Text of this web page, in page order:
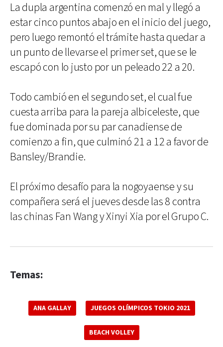
La dupla argentina comenzó en mal y llegó a
estar cinco puntos abajo en el inicio del juego,
pero luego remontó el trámite hasta quedar a
un punto de llevarse el primer set, que se le
escapó con lo justo por un peleado 22 a 20.
Todo cambió en el segundo set, el cual fue
cuesta arriba para la pareja albiceleste, que
fue dominada por su par canadiense de
comienzo a fin, que culminó 21 a 12 a favor de
Bansley/Brandie.
El próximo desafío para la nogoyaense y su
compañera será el jueves desde las 8 contra
las chinas Fan Wang y Xinyi Xia por el Grupo C.
Temas:
ANA GALLAY JUEGOS OLÍMPICOS TOKIO 2021
BEACH VOLLEY